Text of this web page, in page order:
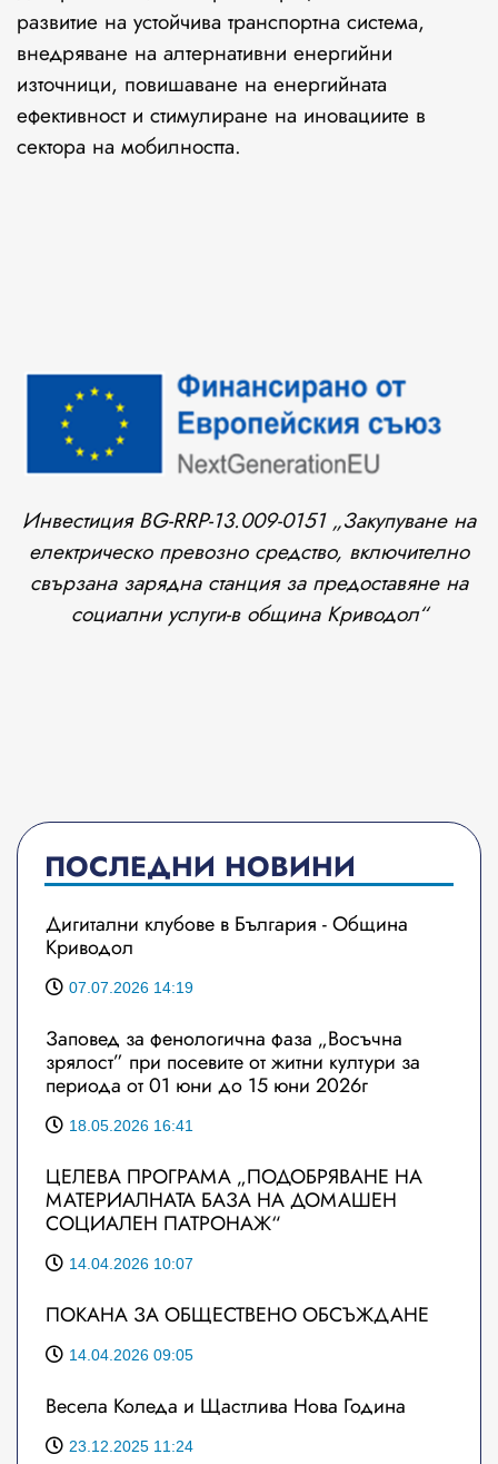
развитие на устойчива транспортна система,
внедряване на алтернативни енергийни
източници, повишаване на енергийната
ефективност и стимулиране на иновациите в
сектора на мобилността.
Инвестиция BG-RRP-13.009-0151 „Закупуване на
електрическо превозно средство, включително
свързана зарядна станция за предоставяне на
социални услуги-в община Криводол“
ПОСЛЕДНИ НОВИНИ
Дигитални клубове в България - Община
Криводол
07.07.2026 14:19
Заповед за фенологична фаза „Восъчна
зрялост” при посевите от житни култури за
периода от 01 юни до 15 юни 2026г
18.05.2026 16:41
ЦЕЛЕВА ПРОГРАМА „ПОДОБРЯВАНЕ НА
МАТЕРИАЛНАТА БАЗА НА ДОМАШЕН
СОЦИАЛЕН ПАТРОНАЖ“
14.04.2026 10:07
ПОКАНА ЗА ОБЩЕСТВЕНО ОБСЪЖДАНЕ
14.04.2026 09:05
Весела Коледа и Щастлива Нова Година
23.12.2025 11:24